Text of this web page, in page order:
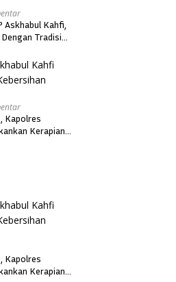
Unit Lidik Reskrim Polsek
Pontianak Timur Berhasil
Ringkus Pelaku Penggelapan
Kahfi,
Tradisi
Kapolres
Kerapian
Kapolres
Kerapian